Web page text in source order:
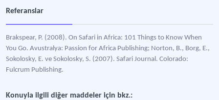
Referanslar
Brakspear, P. (2008). On Safari in Africa: 101 Things to Know When
You Go. Avustralya: Passion for Africa Publishing; Norton, B., Borg, E.,
Sokolosky, E. ve Sokolosky, S. (2007). Safari Journal. Colorado:
Fulcrum Publishing.
Konuyla ilgili diğer maddeler için bkz.: